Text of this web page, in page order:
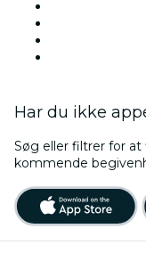
Har du ikke
Søg eller filtrer for
kommende